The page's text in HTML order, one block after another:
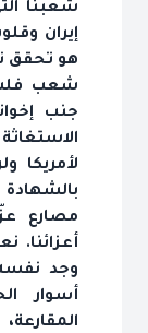
شعبنا
إيران
هو تحقق
شعب
جنب
لأمريكا
مصارع
أعزائنا.
وجد
أسوار